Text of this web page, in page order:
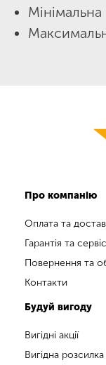
Про компанію
Оплата та
Гарантія та сервіс
Повернення та
Контакти
Будуй вигоду
Вигідні акції
Вигідна розсилка